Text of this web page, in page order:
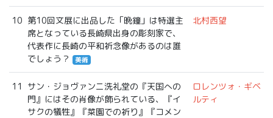
10 第10回文展に出品した「晩鐘」は特選主
席となっている長崎県出身の彫刻家で、
代表作に長崎の平和祈念像があるのは誰
でしょう？
美術
北村西望
11
サン・ジョヴァンニ洗礼堂の『天国への
門』にはその肖像が飾られている、『イ
サクの犠牲』『菜園での祈り』『コメン
ロレンツォ・ギベ
ルティ